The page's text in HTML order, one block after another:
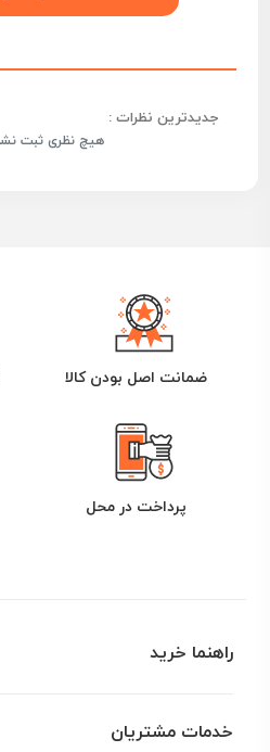
جدیدترین نظرات :
هیچ نظری ثبت
ضمانت اصل بودن کالا
پرداخت در محل
راهنما خرید
خدمات مشتریان